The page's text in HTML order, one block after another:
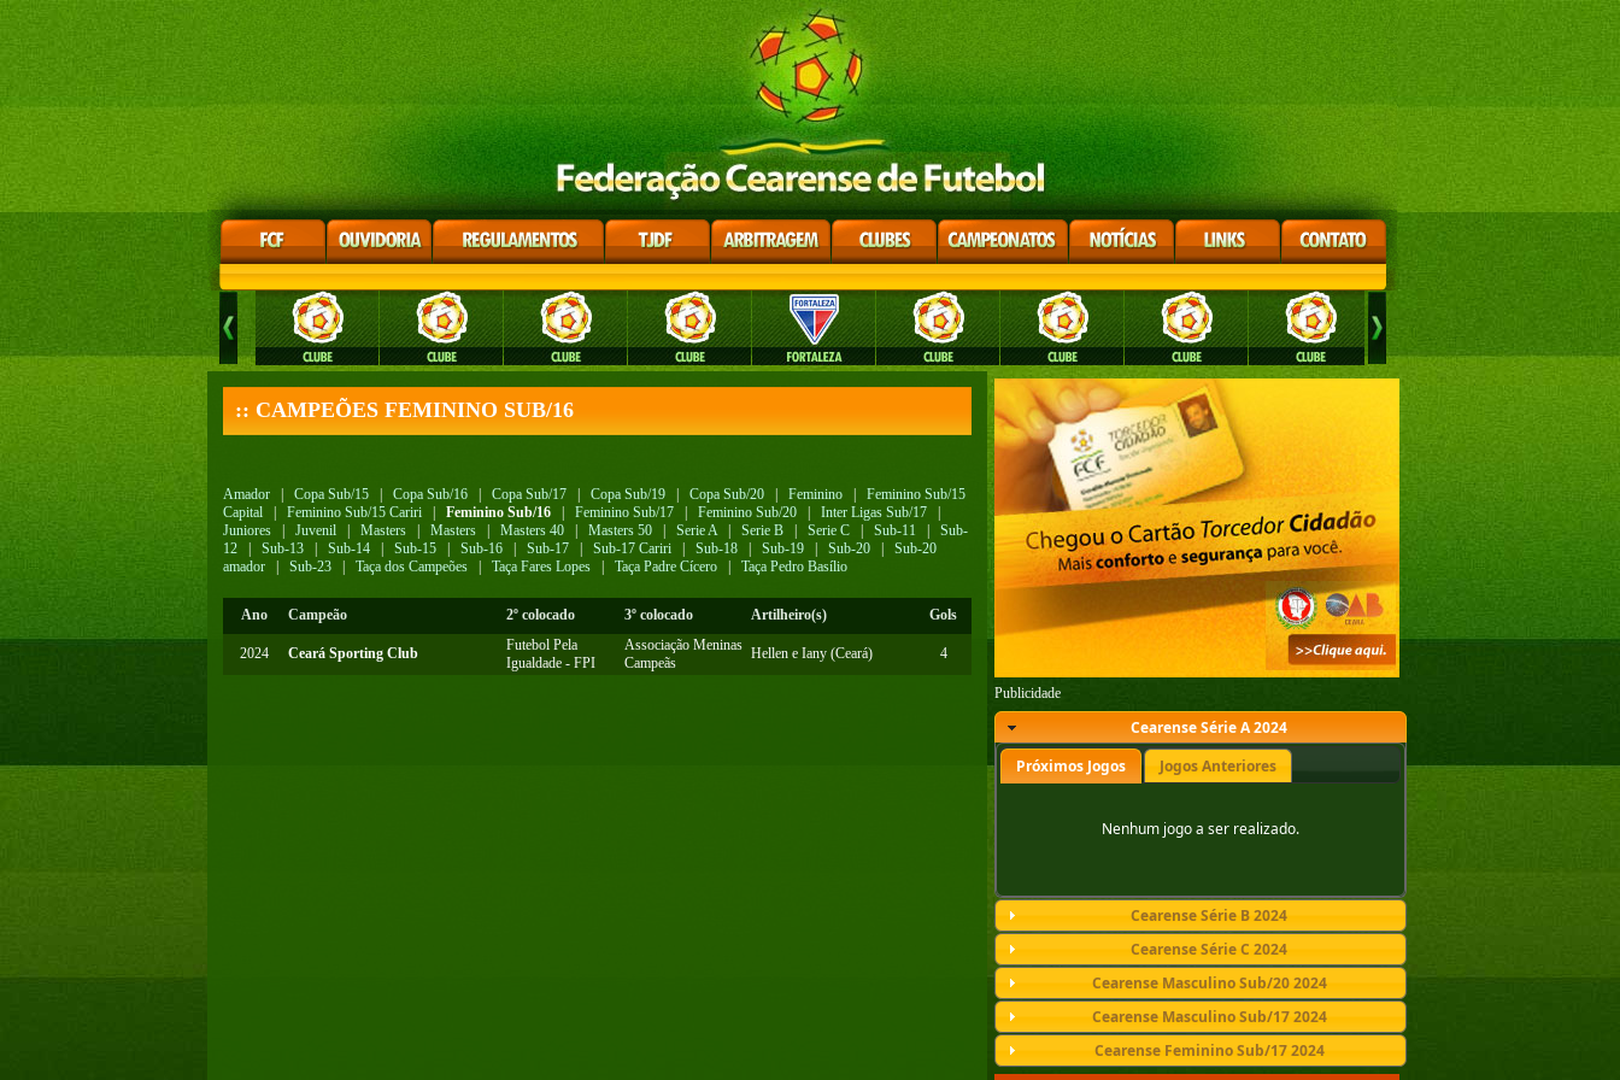
:: CAMPEÕES FEMININO SUB/16
Amador| Copa Sub/15| Copa Sub/16| Copa Sub/17| Copa Sub/19| Copa Sub/20| Feminino| Feminino Sub/15
Capital| Feminino Sub/15 Cariri| Feminino Sub/16| Feminino Sub/17| Feminino Sub/20| Inter Ligas Sub/17|
Juniores| Juvenil| Masters| Masters| Masters 40| Masters 50| Serie A| Serie B| Serie C| Sub-11
Sub-
12| Sub-13| Sub-14| Sub-15| Sub-16| Sub-17| Sub-17 Cariri| Sub-18| Sub-19| Sub-20| Sub-20
amador| Sub-23| Taça dos Campeões| Taça Fares Lopes| Taça Padre Cícero| Taça Pedro Basílio
Ano Campeão 2º colocado 3º colocado Artilheiro(s) Gols
2024 Ceará Sporting Club
Futebol Pela
Igualdade - FPI
Associação Meninas
Campeãs
Hellen e Iany (Ceará) 4
Publicidade
Cearense Série A 2024
Próximos Jogos
Jogos Anteriores
Nenhum jogo a ser realizado.
Cearense Série B 2024
Cearense Série C 2024
Cearense Masculino Sub/20 2024
Cearense Masculino Sub/17 2024
Cearense Feminino Sub/17 2024